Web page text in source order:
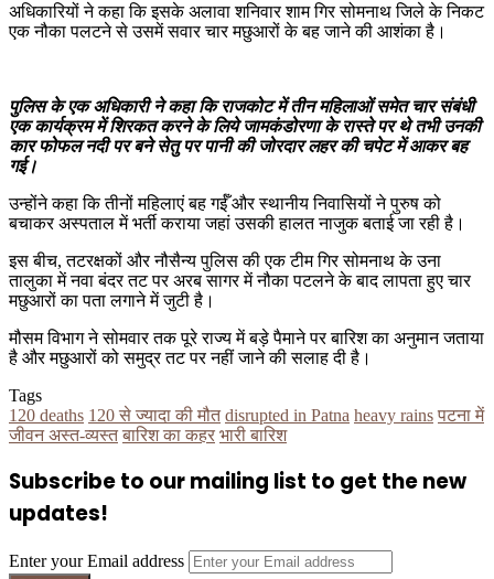
अधिकारियों ने कहा कि इसके अलावा शनिवार शाम गिर सोमनाथ जिले के निकट
एक नौका पलटने से उसमें सवार चार मछुआरों के बह जाने की आशंका है।
पुलिस के एक अधिकारी ने कहा कि राजकोट में तीन महिलाओं समेत चार संबंधी
एक कार्यक्रम में शिरकत करने के लिये जामकंडोरणा के रास्ते पर थे तभी उनकी
कार फोफल नदी पर बने सेतु पर पानी की जोरदार लहर की चपेट में आकर बह
गई।
उन्होंने कहा कि तीनों महिलाएं बह गईँ और स्थानीय निवासियों ने पुरुष को
बचाकर अस्पताल में भर्ती कराया जहां उसकी हालत नाजुक बताई जा रही है।
इस बीच, तटरक्षकों और नौसैन्य पुलिस की एक टीम गिर सोमनाथ के उना
तालुका में नवा बंदर तट पर अरब सागर में नौका पटलने के बाद लापता हुए चार
मछुआरों का पता लगाने में जुटी है।
मौसम विभाग ने सोमवार तक पूरे राज्य में बड़े पैमाने पर बारिश का अनुमान जताया
है और मछुआरों को समुद्र तट पर नहीं जाने की सलाह दी है।
Tags
120 deaths 120 से ज्यादा की मौत disrupted in Patna heavy rains पटना में
जीवन अस्त-व्यस्त बारिश का कहर भारी बारिश
Subscribe to our mailing list to get the new
updates!
Enter your Email address